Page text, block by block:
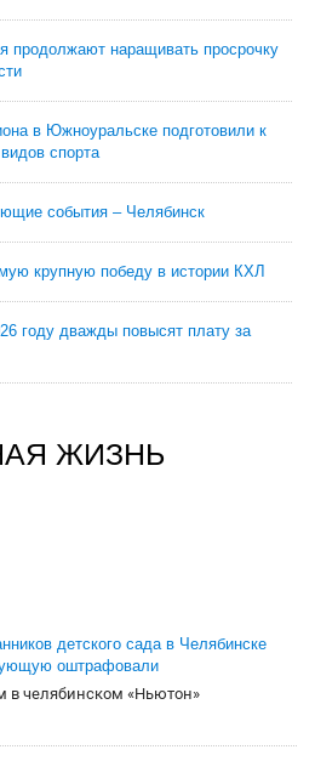
продолжают наращивать просрочку
в Южноуральске подготовили к
спорта
события – Челябинск
крупную победу в истории КХЛ
году дважды повысят плату за
ЖИЗНЬ
детского сада в Челябинске
оштрафовали
челябинском «Ньютон»